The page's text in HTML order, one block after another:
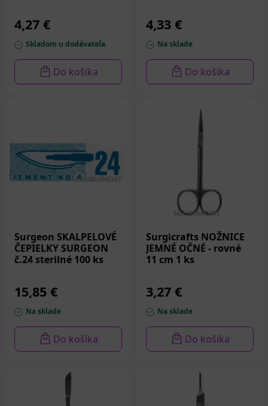
4,27 €
Skladom u dodávateľa
Do košíka
4,33 €
Na sklade
Do košíka
Surgeon SKALPELOVÉ
ČEPIELKY SURGEON
č.24 sterilné 100 ks
15,85 €
Na sklade
Do košíka
Surgicrafts NOŽNICE
JEMNÉ OČNÉ - rovné
11 cm 1 ks
3,27 €
Na sklade
Do košíka